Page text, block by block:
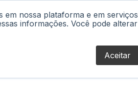
em nossa plataforma e em serviços
informações. Você pode alterar
Aceitar
Consultor Blog